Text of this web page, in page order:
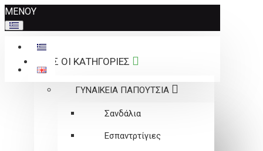
Σημείωση:
Αυτός
ο
ιστότοπος
περιλαμβάνει
ΜΕΝΟΥ
ΟΛΕΣ ΟΙ ΚΑΤΗΓΟΡΙΕΣ
ΓΥΝΑΙΚΕΙΑ ΠΑΠΟΥΤΣΙΑ
Σανδάλια
Εσπαντρτίγιες